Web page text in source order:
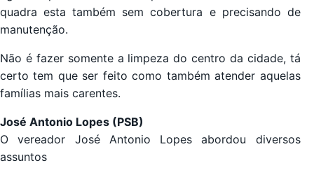
quadra esta também sem cobertura e precisando de
manutenção.
Não é fazer somente a limpeza do centro da cidade, tá
certo tem que ser feito como também atender aquelas
famílias mais carentes.
José Antonio Lopes (PSB)
O vereador José Antonio Lopes abordou diversos
assuntos